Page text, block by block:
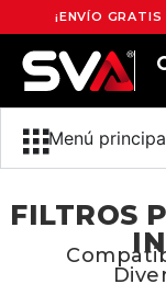
¡ENVÍO
Menú
FILTROS